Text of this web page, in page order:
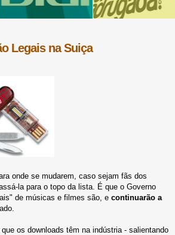
Legais na Suiça
onde se mudarem, caso sejam fãs dos
la para o topo da lista. É que o Governo
de músicas e filmes são, e continuarão a
os downloads têm na indústria - salientando